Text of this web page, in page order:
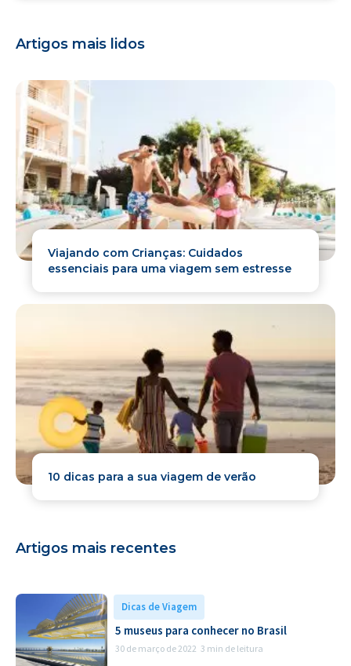
Artigos mais lidos
Viajando com Crianças: Cuidados
essenciais para uma viagem sem estresse
10 dicas para a sua viagem de verão
Artigos mais recentes
Dicas de Viagem
5 museus para conhecer no Brasil
30 de março de 2022 3 min de leitura